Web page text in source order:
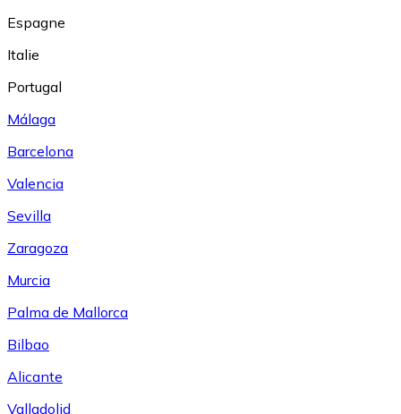
Espagne
Italie
Portugal
Málaga
Barcelona
Valencia
Sevilla
Zaragoza
Murcia
Palma de Mallorca
Bilbao
Alicante
Valladolid